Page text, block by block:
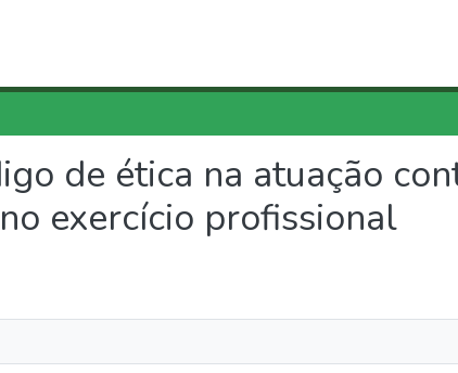
de ética na atuação
exercício profissional